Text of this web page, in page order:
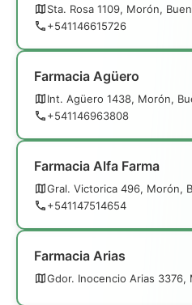
Sta. Rosa 1109, Morón,
+541146615726
Farmacia Agüero
Int. Agüero 1438, Morón,
+541146963808
Farmacia Alfa Farma
Gral. Victorica 496, Morón,
+541147514654
Farmacia Arias
Gdor. Inocencio Arias 3376,